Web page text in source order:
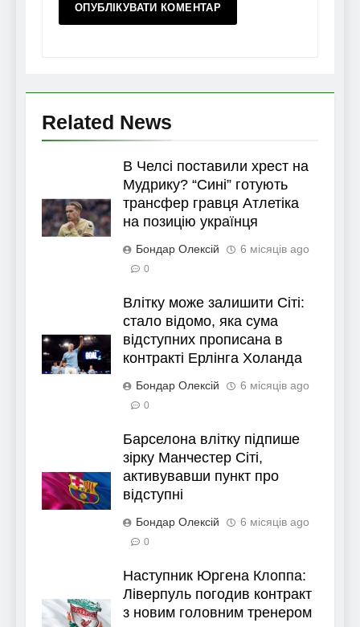
Related News
В Челсі поставили хрест на
Мудрику? “Сині” готують
трансфер гравця Атлетіка
на позицію українця
Бондар Олексій 6 місяців ago
0
Влітку може залишити Сіті:
стало відомо, яка сума
відступних прописана в
контракті Ерлінга Холанда
Бондар Олексій 6 місяців ago
0
Барселона влітку підпише
зірку Манчестер Сіті,
активувавши пункт про
відступні
Бондар Олексій 6 місяців ago
0
Наступник Юргена Клоппа:
Ліверпуль погодив контракт
з новим головним тренером